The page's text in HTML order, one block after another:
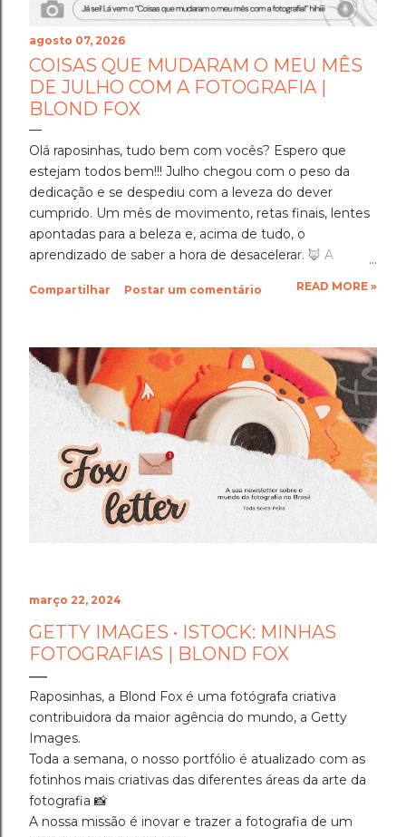
agosto 07, 2026
COISAS QUE MUDARAM O MEU MÊS
DE JULHO COM A FOTOGRAFIA |
BLOND FOX
Olá raposinhas, tudo bem com vocês? Espero que
estejam todos bem!!! Julho chegou com o peso da
dedicação e se despediu com a leveza do dever
cumprido. Um mês de movimento, retas finais, lentes
apontadas para a beleza e, acima de tudo, o
aprendizado de saber a hora de desacelerar. ​🦊 A
mês em que a disciplina atingiu o seu ponto mais alto.
importante foi um exercício de resiliência e entrega.
Aprendi que quando a gente se compromete de
verdade com um objetivo, a nossa mente descobre
uma capacidade de sustentação que a gente nem
sabia que tinha. Foi exaustivo, mas foi a prova concreta
da minha própria força. 🦊 A Viagem para Holambra: O
Cenário do Desafio ​Trocar de ar e ir fazer a prova em
Holambra transformou o peso do compromisso em
uma experiência memorável. A cidade das flores, com
sua arquitetura, suas estufas e suas estra...
Compartilhar Postar um comentário READ MORE »
março 22, 2024
GETTY IMAGES • ISTOCK: MINHAS
FOTOGRAFIAS | BLOND FOX
Raposinhas, a Blond Fox é uma fotógrafa criativa
contribuidora da maior agência do mundo, a Getty
Images.
Toda a semana, o nosso portfólio é atualizado com as
fotinhos mais criativas das diferentes áreas da arte da
fotografia 📸
A nossa missão é inovar e trazer a fotografia de um